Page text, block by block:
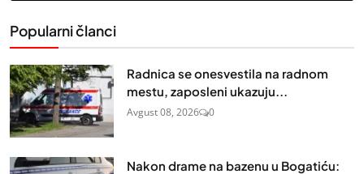
Popularni članci
Radnica se onesvestila na radnom
mestu, zaposleni ukazuju...
Avgust 08, 2026 0
Nakon drame na bazenu u Bogatiću: